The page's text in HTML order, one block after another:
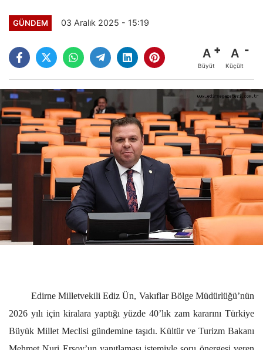
GÜNDEM 03 Aralık 2025 - 15:19
A
Büyüt
A
Küçült
Edirne Milletvekili Ediz Ün, Vakıflar Bölge Müdürlüğü’nün
2026 yılı için kiralara yaptığı yüzde 40’lık zam kararını Türkiye
Büyük Millet Meclisi gündemine taşıdı. Kültür ve Turizm Bakanı